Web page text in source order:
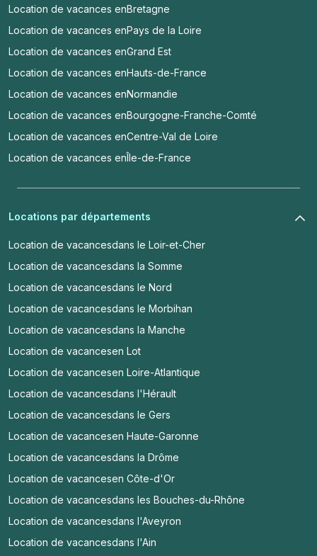
Location de vacances enBretagne
Location de vacances enPays de la Loire
Location de vacances enGrand Est
Location de vacances enHauts-de-France
Location de vacances enNormandie
Location de vacances enBourgogne-Franche-Comté
Location de vacances enCentre-Val de Loire
Location de vacances en Île-de-France
Locations par départements
Location de vacancesdans le Loir-et-Cher
Location de vacancesdans la Somme
Location de vacancesdans le Nord
Location de vacancesdans le Morbihan
Location de vacancesdans la Manche
Location de vacancesen Lot
Location de vacancesen Loire-Atlantique
Location de vacancesdans l'Hérault
Location de vacancesdans le Gers
Location de vacancesen Haute-Garonne
Location de vacancesdans la Drôme
Location de vacancesen Côte-d'Or
Location de vacancesdans les Bouches-du-Rhône
Location de vacancesdans l'Aveyron
Location de vacancesdans l'Ain